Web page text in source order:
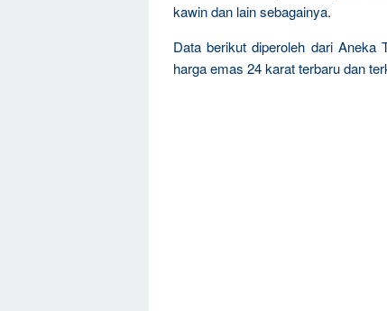
kawin dan lain sebagainya.
Data berikut diperoleh dari Aneka
harga emas 24 karat terbaru dan